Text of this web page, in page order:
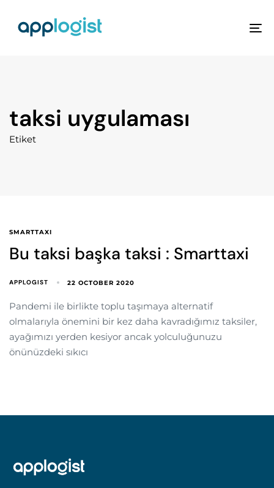
taksi uygulaması
Etiket
SMARTTAXI
Bu taksi başka taksi : Smarttaxi
APPLOGIST 22 OCTOBER 2020
Pandemi ile birlikte toplu taşımaya alternatif
olmalarıyla önemini bir kez daha kavradığımız taksiler,
ayağımızı yerden kesiyor ancak yolculuğunuzu
önünüzdeki sıkıcı